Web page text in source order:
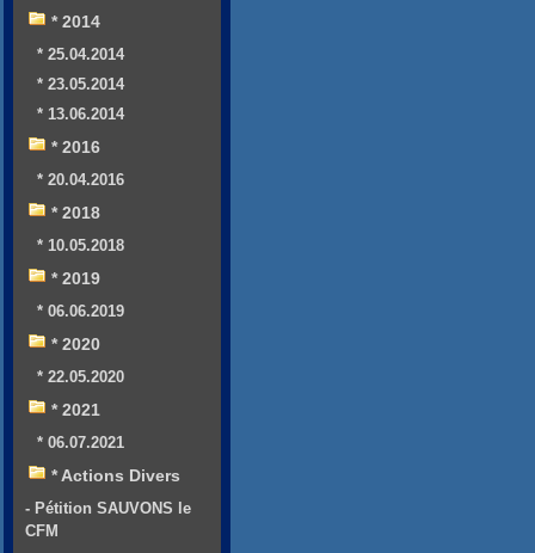
* 2014
* 25.04.2014
* 23.05.2014
* 13.06.2014
* 2016
* 20.04.2016
* 2018
* 10.05.2018
* 2019
* 06.06.2019
* 2020
* 22.05.2020
* 2021
* 06.07.2021
* Actions Divers
- Pétition SAUVONS le
CFM